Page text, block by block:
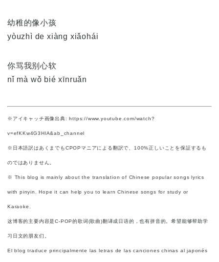
幼稚的像小孩
yòuzhì de xiàng xiǎohái
你骂我别心软
nǐ mà wǒ bié xīnruǎn
※アイキャッチ画像出典: https://www.youtube.com/watch?
v=efKKw4G3HlA&ab_channel
※日本語訳はあくまでもCPOPマニアによる翻訳で、100%正しいことを保証するも
のではありません。
※ This blog is mainly about the translation of Chinese popular songs lyrics
with pinyin. Hope it can help you to learn Chinese songs for study or
Karaoke.
这博客的主要内容是C-POP的歌词(歌曲)翻译成日语的，也有拼音的。希望能够帮助学
习日文的朋友们。
El blog traduce principalmente las letras de las canciones chinas al japonés